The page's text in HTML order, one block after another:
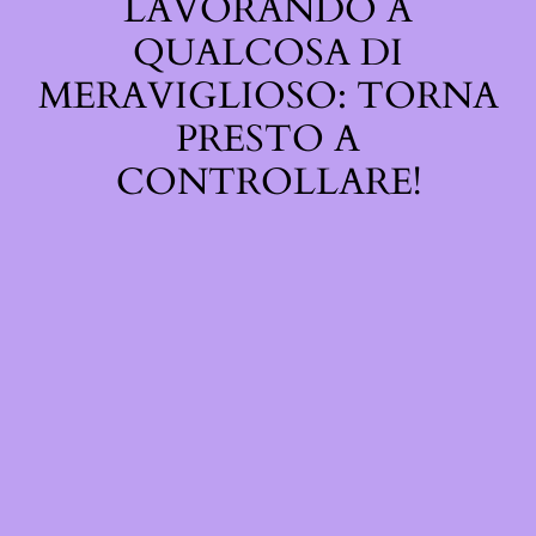
LAVORANDO A
QUALCOSA DI
MERAVIGLIOSO: TORNA
PRESTO A
CONTROLLARE!